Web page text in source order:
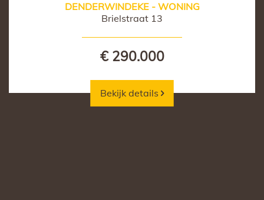
DENDERWINDEKE - WONING
Brielstraat 13
€ 290.000
Bekijk details